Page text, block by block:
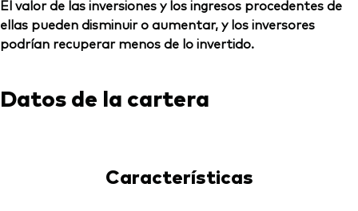
El valor de las inversiones y los ingresos procedentes de
ellas pueden disminuir o aumentar, y los inversores
podrían recuperar menos de lo invertido.
Datos de la cartera
Características